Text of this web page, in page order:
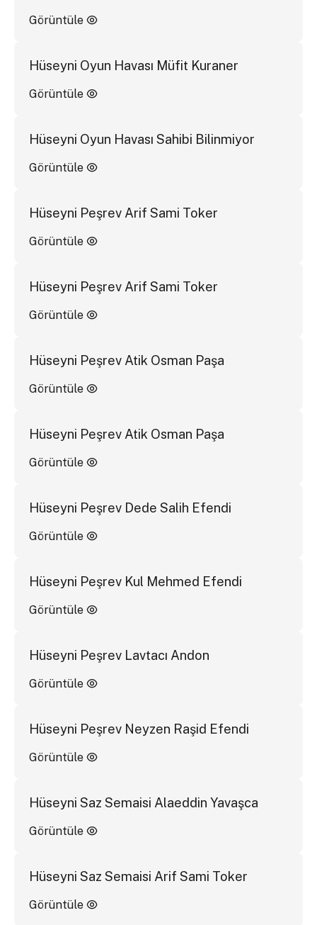
Görüntüle
Hüseyni Oyun Havası Müfit Kuraner
Görüntüle
Hüseyni Oyun Havası Sahibi Bilinmiyor
Görüntüle
Hüseyni Peşrev Arif Sami Toker
Görüntüle
Hüseyni Peşrev Arif Sami Toker
Görüntüle
Hüseyni Peşrev Atik Osman Paşa
Görüntüle
Hüseyni Peşrev Atik Osman Paşa
Görüntüle
Hüseyni Peşrev Dede Salih Efendi
Görüntüle
Hüseyni Peşrev Kul Mehmed Efendi
Görüntüle
Hüseyni Peşrev Lavtacı Andon
Görüntüle
Hüseyni Peşrev Neyzen Raşid Efendi
Görüntüle
Hüseyni Saz Semaisi Alaeddin Yavaşca
Görüntüle
Hüseyni Saz Semaisi Arif Sami Toker
Görüntüle